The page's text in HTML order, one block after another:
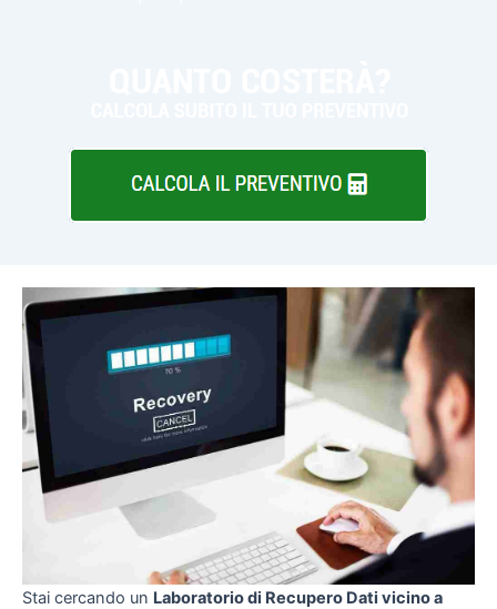
Stai cercando un Laboratorio di Recupero Dati vicino a